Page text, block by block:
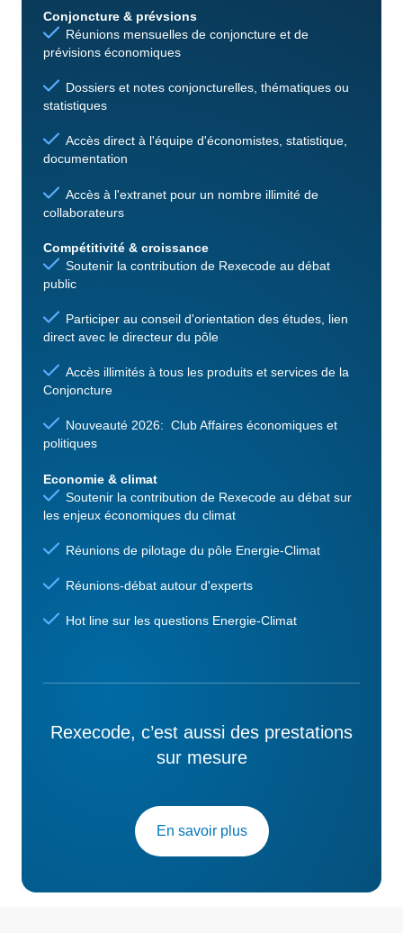
Conjoncture & prévsions
Réunions mensuelles de conjoncture et de
prévisions économiques
Dossiers et notes conjoncturelles, thématiques ou
statistiques
Accès direct à l'équipe d'économistes, statistique,
documentation
Accès à l'extranet pour un nombre illimité de
collaborateurs
Compétitivité & croissance
Soutenir la contribution de Rexecode au débat
public
Participer au conseil d'orientation des études, lien
direct avec le directeur du pôle
Accès illimités à tous les produits et services de la
Conjoncture
Nouveauté 2026: Club Affaires économiques et
politiques
Economie & climat
Soutenir la contribution de Rexecode au débat sur
les enjeux économiques du climat
Réunions de pilotage du pôle Energie-Climat
Réunions-débat autour d'experts
Hot line sur les questions Energie-Climat
Rexecode, c’est aussi des prestations
sur mesure
En savoir plus